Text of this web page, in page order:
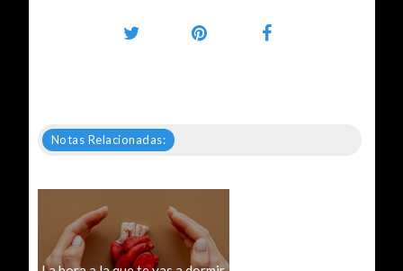
Notas Relacionadas: